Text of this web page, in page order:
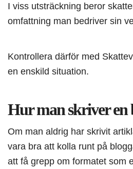
I viss utsträckning beror
omfattning man bedriver sin
Kontrollera därför med
en enskild situation.
Hur man skriver en
Om man aldrig har skrivit
vara bra att kolla runt på
att få grepp om formatet som